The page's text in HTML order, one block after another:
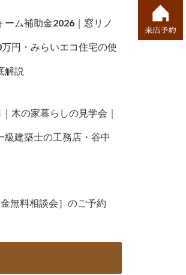
ーム補助金2026｜窓リノ
円・みらいエコ住宅の使
解説
木の家暮らしの見学会｜
級建築士の工務店・谷中
金無料相談会］のご予約